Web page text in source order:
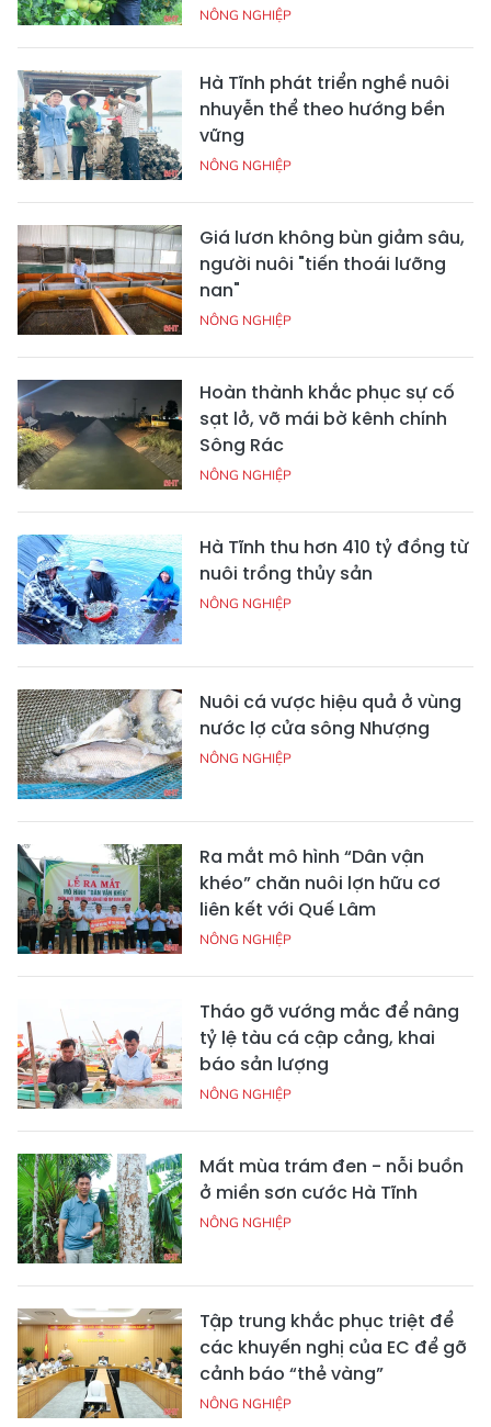
NÔNG NGHIỆP
Hà Tĩnh phát triển nghề nuôi
nhuyễn thể theo hướng bền
vững
NÔNG NGHIỆP
Giá lươn không bùn giảm sâu,
người nuôi "tiến thoái lưỡng
nan"
NÔNG NGHIỆP
Hoàn thành khắc phục sự cố
sạt lở, vỡ mái bờ kênh chính
Sông Rác
NÔNG NGHIỆP
Hà Tĩnh thu hơn 410 tỷ đồng từ
nuôi trồng thủy sản
NÔNG NGHIỆP
Nuôi cá vược hiệu quả ở vùng
nước lợ cửa sông Nhượng
NÔNG NGHIỆP
Ra mắt mô hình “Dân vận
khéo” chăn nuôi lợn hữu cơ
liên kết với Quế Lâm
NÔNG NGHIỆP
Tháo gỡ vướng mắc để nâng
tỷ lệ tàu cá cập cảng, khai
báo sản lượng
NÔNG NGHIỆP
Mất mùa trám đen - nỗi buồn
ở miền sơn cước Hà Tĩnh
NÔNG NGHIỆP
Tập trung khắc phục triệt để
các khuyến nghị của EC để gỡ
cảnh báo “thẻ vàng”
NÔNG NGHIỆP